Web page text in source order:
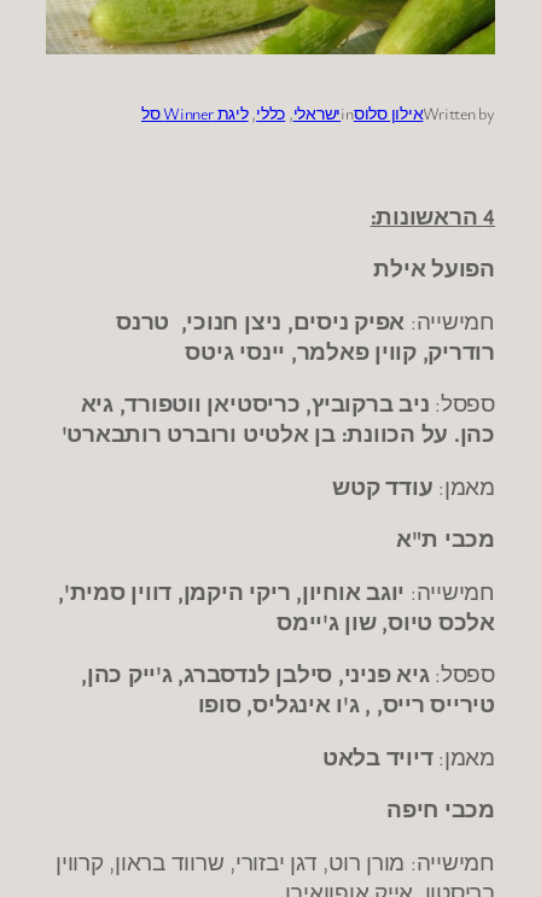
Written byאילון סלוסinישראלי, כללי, ליגת Winner סל
4 הראשונות:
הפועל אילת
חמישייה: אפיק ניסים, ניצן חנוכי, טרנס
רודריק, קווין פאלמר, יינסי גיטס
ספסל: ניב ברקוביץ, כריסטיאן ווטפורד, גיא
כהן. על הכוונת: בן אלטיט ורוברט רותבארט'
מאמן: עודד קטש
מכבי ת"א
חמישייה: יוגב אוחיון, ריקי היקמן, דווין סמית',
אלכס טיוס, שון ג'יימס
ספסל: גיא פניני, סילבן לנדסברג, ג'ייק כהן,
טירייס רייס, , ג'ו אינגליס, סופו
מאמן:דיויד בלאט
מכבי חיפה
חמישייה: מורן רוט, דגן יבזורי, שרווד בראון, קרווין